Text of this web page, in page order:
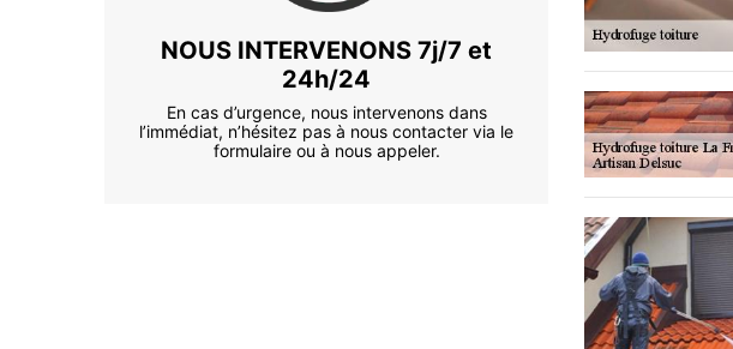
NOUS INTERVENONS 7j/7 et
24h/24
En cas d’urgence, nous intervenons dans
l’immédiat, n’hésitez pas à nous contacter via le
formulaire ou à nous appeler.